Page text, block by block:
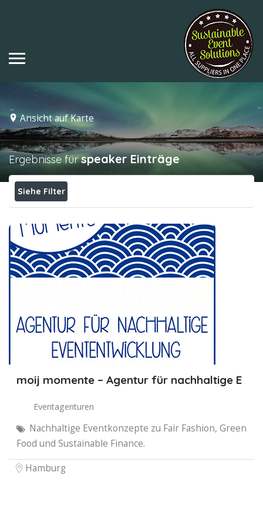
Ansicht auf Karte
Ergebnisse fürspeaker Einträge
Siehe Filter
moij momente – Agentur für nachhaltige E
Eventagenturen
Nachhaltige Eventkonzepte zu Fair Fashion, Green
Food und Sustainable Finance.
Hamburg